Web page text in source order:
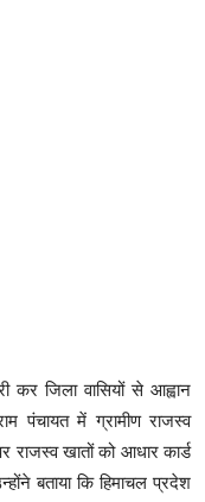
कर जिला वासियों से आह्वान
पंचायत में ग्रामीण राजस्व
राजस्व खातों को आधार कार्ड
बताया कि हिमाचल प्रदेश